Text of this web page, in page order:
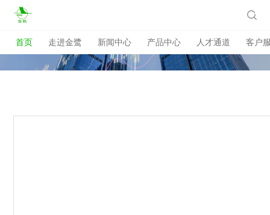
首页 走进金鹭 新闻中心 产品中心 人才通道 客户
